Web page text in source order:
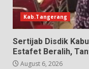
Kab.Tangerang
Sertijab Disdik
Estafet Beralih,
August 6, 2026